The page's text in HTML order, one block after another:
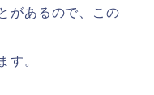
があるので、この
す。